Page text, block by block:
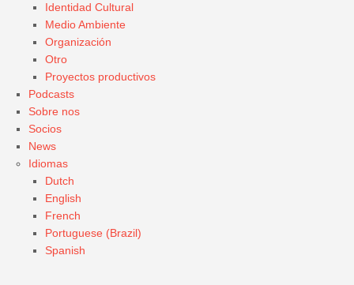
Identidad Cultural
Medio Ambiente
Organización
Otro
Proyectos productivos
Podcasts
Sobre nos
Socios
News
Idiomas
Dutch
English
French
Portuguese (Brazil)
Spanish